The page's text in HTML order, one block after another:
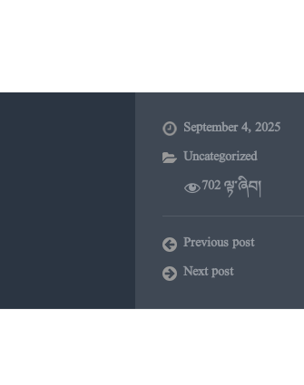
September 4, 2025
Uncategorized
702 ལྟ་ཞིབ།
Previous post
Next post